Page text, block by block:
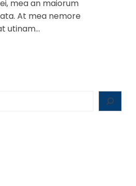
mea an maiorum
At mea nemore
utinam…